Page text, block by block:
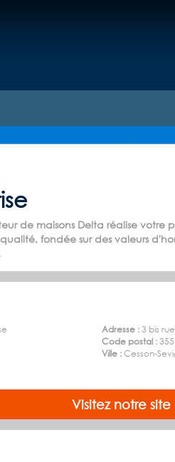
de maisons Delta réalise votre
fondée sur des valeurs
Adresse :3 bis
Code postal :
Ville :Cesson-
Visitez notre